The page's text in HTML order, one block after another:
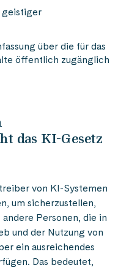
geistiger
über die für das
öffentlich zugänglich
das KI-Gesetz
von KI-Systemen
um sicherzustellen,
Personen, die in
und der Nutzung von
ein ausreichendes
Das bedeutet,